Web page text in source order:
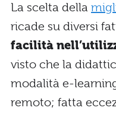
La scelta della
ricade su diversi
facilità
visto che la
modalità e-
remoto; fatta